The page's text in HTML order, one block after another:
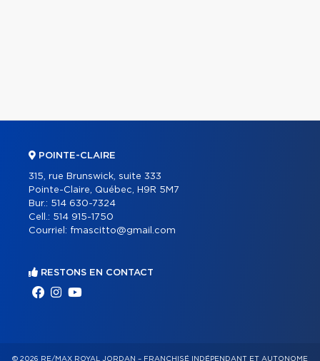
POINTE-CLAIRE
315, rue Brunswick, suite 333
Pointe-Claire, Québec, H9R 5M7
Bur.: 514 630-7324
Cell.: 514 915-1750
Courriel: fmascitto@gmail.com
RESTONS EN CONTACT
© 2026 RE/MAX ROYAL JORDAN – FRANCHISÉ INDÉPENDANT ET AUTONOME